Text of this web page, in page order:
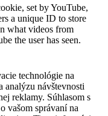
set by YouTube,
a unique ID to store
what videos from
the user has seen.
technológie na
analýzu návštevnosti
reklamy. Súhlasom s
vašom správaní na